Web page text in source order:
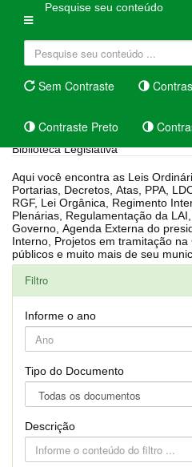
Pesquise seu conteúdo
Sem Contraste
Contraste Preto
Biblioteca Legislativa
Aqui você encontra as Leis Ordinárias, Leis
Portarias, Decretos, Atas, PPA, LDO, LOA,
RGF, Lei Orgânica, Regimento
Plenárias, Regulamentação da
Governo, Agenda Externa do presidente, Relatório do Controle
Interno, Projetos em tramitação na Câmara, Controle dos bens
públicos e muito mais de seu
Filtro
Informe o ano
Tipo do Documento
Descrição